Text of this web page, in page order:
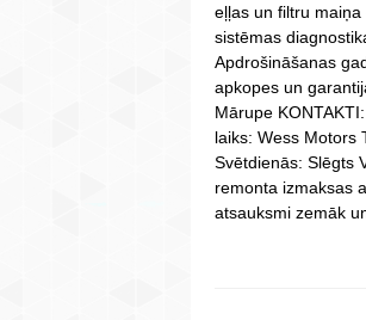
eļļas un filtru
sistēmas
Apdrošināšanas
apkopes un
Mārupe
laiks: Wess Motors
Svētdienās: Slēgts
remonta izmaksas
atsauksmi zemāk